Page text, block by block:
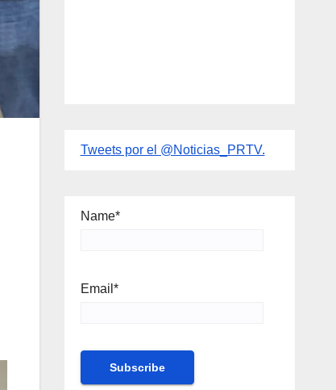
Tweets por el @Noticias_PRTV.
Name*
Email*